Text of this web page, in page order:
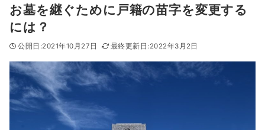
お墓を継ぐために戸籍の苗字を変更する
には？
2021年10月27日 2022年3月2日